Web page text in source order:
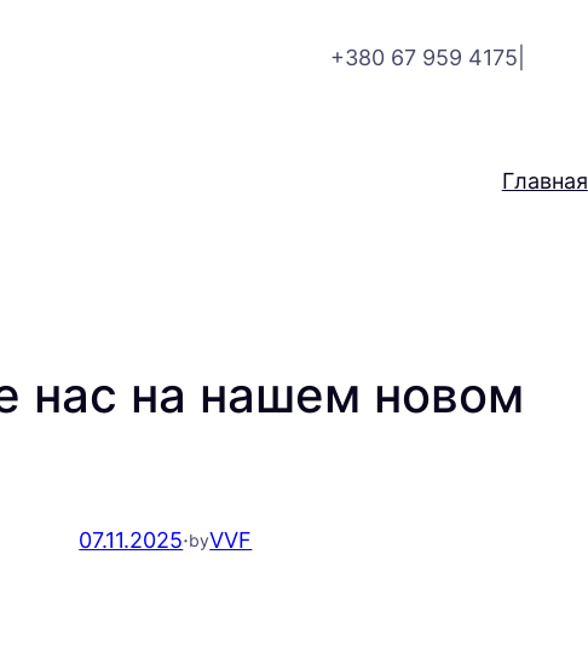
+380 67 959 4175
Главная
нас на нашем новом
07.11.2025·byVVF